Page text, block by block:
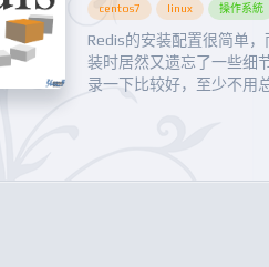
centos7 linux 操作系統
Redis的安装配置很简单
装时居然又遗忘了一些细
录一下比较好，至少不用